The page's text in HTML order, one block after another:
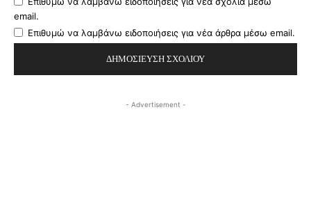
email.
Επιθυμώ να λαμβάνω ειδοποιήσεις για νέα άρθρα μέσω email.
- Advertisement -